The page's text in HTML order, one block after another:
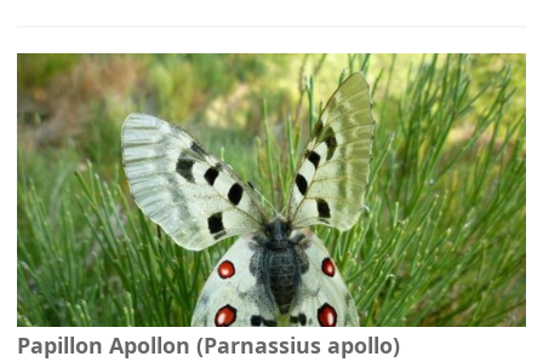
Papillon Apollon (Parnassius apollo)